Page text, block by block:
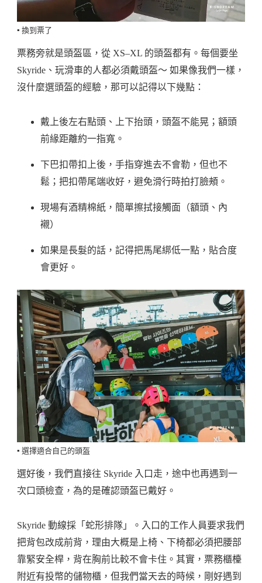
▪️ 換到票了
票務旁就是頭盔區，從 XS–XL 的頭盔都有。每個要坐
Skyride、玩滑車的人都必須戴頭盔～ 如果像我們一樣，
沒什麼選頭盔的經驗，那可以記得以下幾點：
戴上後左右點頭、上下抬頭，頭盔不能晃；額頭
前緣距離約一指寬。
下巴扣帶扣上後，手指穿進去不會勒，但也不
鬆；把扣帶尾端收好，避免滑行時拍打臉頰。
現場有酒精棉紙，簡單擦拭接觸面（額頭、內
襯）
如果是長髮的話，記得把馬尾綁低一點，貼合度
會更好。
▪️ 選擇適合自己的頭盔
選好後，我們直接往 Skyride 入口走，途中也再遇到一
次口頭檢查，為的是確認頭盔已戴好。
Skyride 動線採「蛇形排隊」。入口的工作人員要求我們
把背包改成前背，理由大概是上椅、下椅都必須把腰部
靠緊安全桿，背在胸前比較不會卡住。其實，票務櫃檯
附近有投幣的儲物櫃，但我們當天去的時候，剛好遇到